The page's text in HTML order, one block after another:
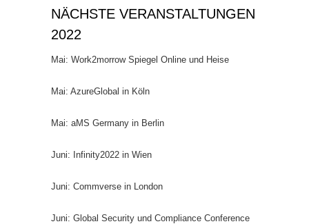
NÄCHSTE VERANSTALTUNGEN
2022
Mai: Work2morrow Spiegel Online und Heise
Mai: AzureGlobal in Köln
Mai: aMS Germany in Berlin
Juni: Infinity2022 in Wien
Juni: Commverse in London
Juni: Global Security und Compliance Conference